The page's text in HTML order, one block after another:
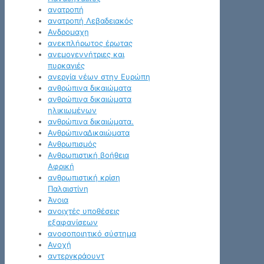
ανατροπή
ανατροπή Λεβαδειακός
Ανδρομαχη
ανεκπλήρωτος έρωτας
ανεμογεννήτριες και
πυρκαγιές
ανεργία νέων στην Ευρώπη
ανθρώπινα δικαιώματα
ανθρώπινα δικαιώματα
ηλικιωμένων
ανθρώπινα δικαιώματα.
ΑνθρώπιναΔικαιώματα
Ανθρωπισμός
Ανθρωπιστική βοήθεια
Αφρική
ανθρωπιστική κρίση
Παλαιστίνη
Άνοια
ανοιχτές υποθέσεις
εξαφανίσεων
ανοσοποιητικό σύστημα
Ανοχή
αντεργκράουντ